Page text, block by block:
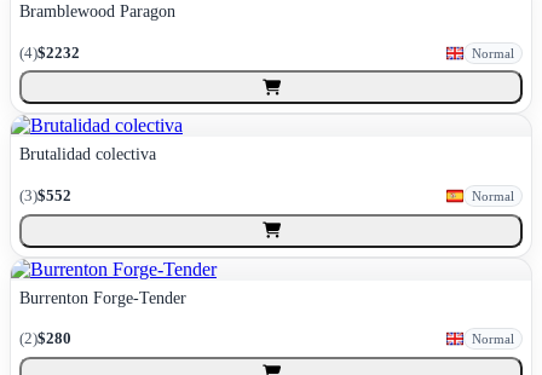
Bramblewood Paragon
(4)$2232 Normal
Brutalidad colectiva
(3)$552 Normal
Burrenton Forge-Tender
(2)$280 Normal